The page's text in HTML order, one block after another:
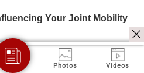
Photos Videos